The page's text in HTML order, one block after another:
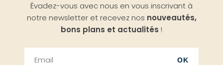
Évadez-vous avec nous en vous inscrivant à
notre newsletter et recevez nos nouveautés,
bons plans et actualités !
OK